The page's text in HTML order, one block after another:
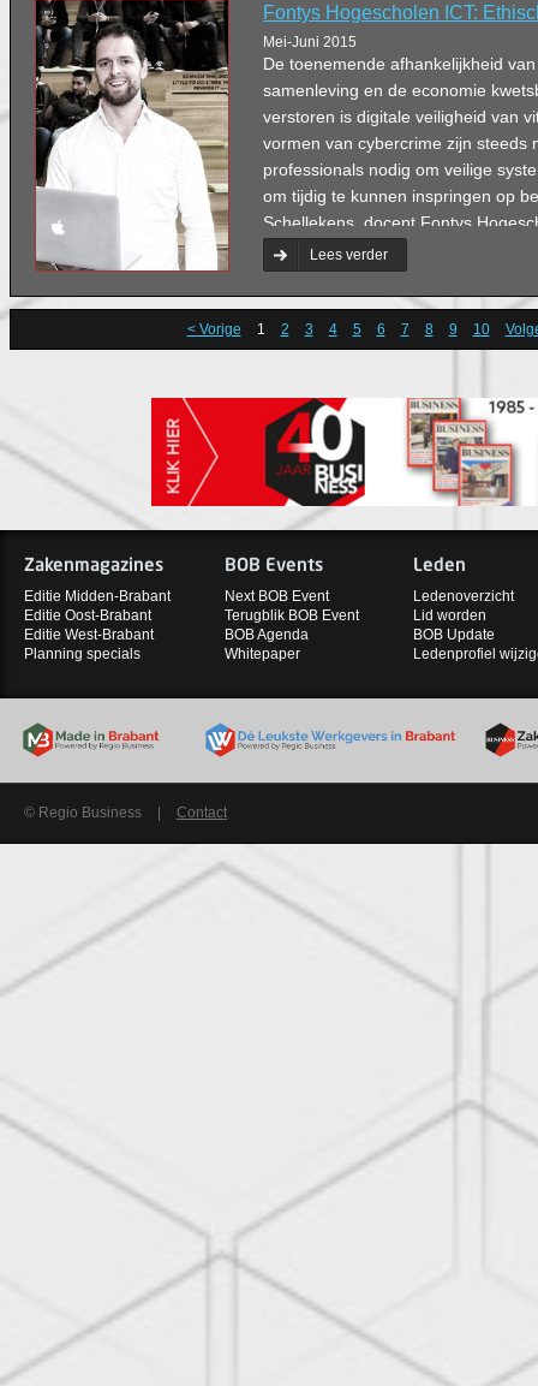
Fontys Hogescholen ICT:
Mei-Juni 2015
De toenemende afhankelijkheid
samenleving en de economie
verstoren is digitale veiligheid van
vormen van cybercrime zijn steeds
professionals nodig om veilige
om tijdig te kunnen inspringen op
Schellekens, docent Fontys
Afgelopen schooljaar startte de
afstudeerrichting ICT & Cyber
Lees verder
< Vorige 1 2 3 4 5 6 7 8 9 10
Zakenmagazines
Editie Midden-Brabant
Editie Oost-Brabant
Editie West-Brabant
Planning specials
BOB Events
Next BOB Event
Terugblik BOB Event
BOB Agenda
Whitepaper
Leden
Ledenoverzicht
Lid worden
BOB Update
Ledenprofiel
© Regio Business | Contact